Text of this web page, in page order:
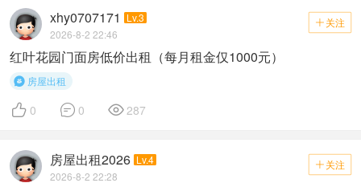
 关注
xhy0707171
Lv.3
2026-8-2 22:46
红叶花园门面房低价出租（每月租金仅1000元）
 房屋出租
 0  0 287
 关注
房屋出租2026 Lv.4
2026-8-2 22:28